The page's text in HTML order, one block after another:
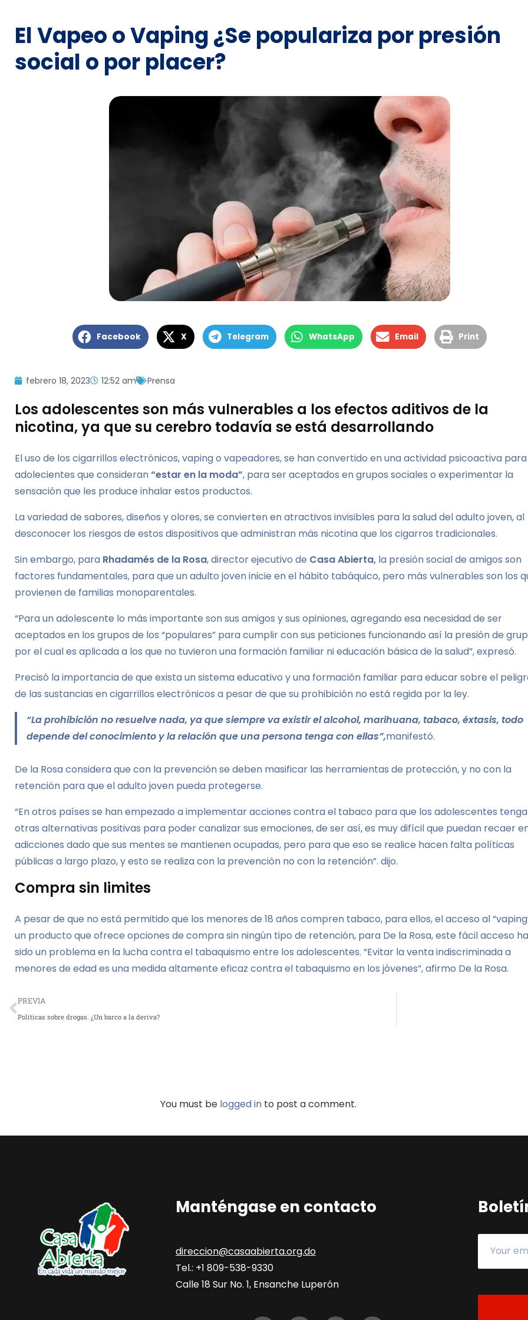
El Vapeo o Vaping ¿Se populariza por presión
social o por placer?
Facebook X Telegram WhatsApp Email Print
febrero 18, 2023 12:52 am Prensa
Los adolescentes son más vulnerables a los efectos aditivos de la
nicotina, ya que su cerebro todavía se está desarrollando
El uso de los cigarrillos electrónicos, vaping o vapeadores, se han convertido en una actividad psicoactiva para
adolecientes que consideran“estar en la moda”, para ser aceptados en grupos sociales o experimentar la
sensación que les produce inhalar estos productos.
La variedad de sabores, diseños y olores, se convierten en atractivos invisibles para la salud del adulto joven, al
desconocer los riesgos de estos dispositivos que administran más nicotina que los cigarros tradicionales.
Sin embargo, para Rhadamés de la Rosa, director ejecutivo de Casa Abierta, la presión social de amigos son
factores fundamentales, para que un adulto joven inicie en el hábito tabáquico, pero más vulnerables son los
provienen de familias monoparentales.
“Para un adolescente lo más importante son sus amigos y sus opiniones, agregando esa necesidad de ser
aceptados en los grupos de los “populares” para cumplir con sus peticiones funcionando así la presión de
por el cual es aplicada a los que no tuvieron una formación familiar ni educación básica de la salud”, expresó.
Precisó la importancia de que exista un sistema educativo y una formación familiar para educar sobre el
de las sustancias en cigarrillos electrónicos a pesar de que su prohibición no está regida por la ley.
“La prohibición no resuelve nada, ya que siempre va existir el alcohol, marihuana, tabaco, éxtasis, todo
depende del conocimiento y la relación que una persona tenga con ellas”,manifestó.
De la Rosa considera que con la prevención se deben masificar las herramientas de protección, y no con la
retención para que el adulto joven pueda protegerse.
“En otros países se han empezado a implementar acciones contra el tabaco para que los adolescentes
otras alternativas positivas para poder canalizar sus emociones, de ser así, es muy difícil que puedan recaer
adicciones dado que sus mentes se mantienen ocupadas, pero para que eso se realice hacen falta políticas
públicas a largo plazo, y esto se realiza con la prevención no con la retención”. dijo.
Compra sin limites
A pesar de que no está permitido que los menores de 18 años compren tabaco, para ellos, el acceso al
un producto que ofrece opciones de compra sin ningún tipo de retención, para De la Rosa, este fácil acceso ha
sido un problema en la lucha contra el tabaquismo entre los adolescentes. “Evitar la venta indiscriminada a
menores de edad es una medida altamente eficaz contra el tabaquismo en los jóvenes”, afirmo De la Rosa.
PREVIA
Políticas sobre drogas. ¿Un barco a la deriva?
You must be logged in to post a comment.
Manténgase en contacto
direccion@casaabierta.org.do
Tel.: +1 809-538-9330
Calle 18 Sur No. 1, Ensanche Luperón